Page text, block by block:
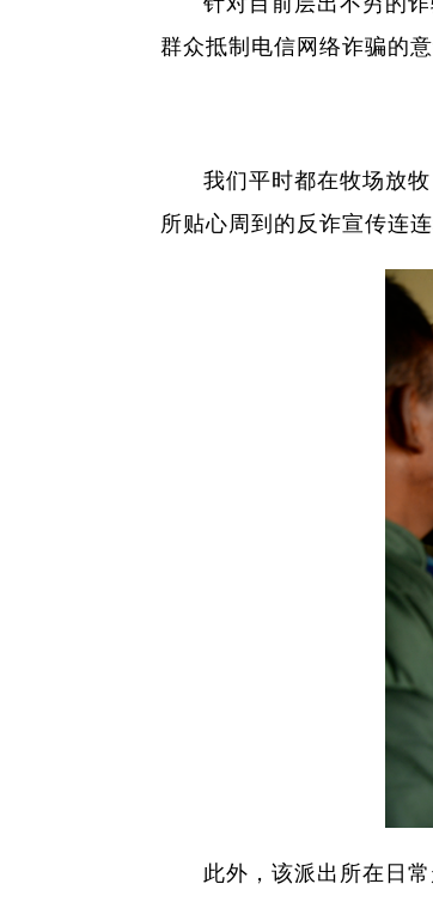
群众抵制电信网络诈骗的
我们平时都在牧场放
所贴心周到的反诈宣传连连
此外，该派出所在日